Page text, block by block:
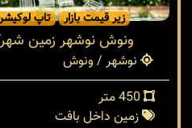
زیر قیمت بازار تاپ
ونوش نوشهر زمین شهرکی
نوشهر / ونوش
زمین داخل بافت